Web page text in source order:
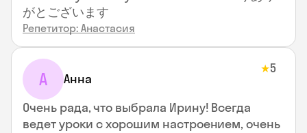
がとございます
Репетитор: Анастасия
А Анна
★5
Очень рада, что выбрала Ирину! Всегда
ведет уроки с хорошим настроением, очень